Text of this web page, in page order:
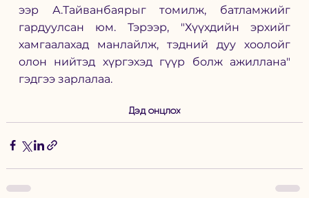
ээр А.Тайванбаярыг томилж, батламжийг
гардуулсан юм. Тэрээр, "Хүүхдийн эрхийг
хамгаалахад манлайлж, тэдний дуу хоолойг
олон нийтэд хүргэхэд гүүр болж ажиллана"
гэдгээ зарлалаа.
Дэд онцлох